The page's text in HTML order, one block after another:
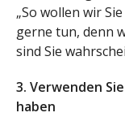
„So wollen wir
gerne tun, denn
sind Sie
3. Verwenden
haben